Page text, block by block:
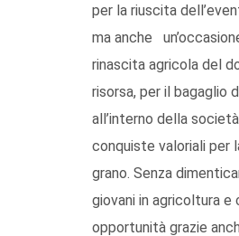
per la riuscita
ma anche
rinascita agricola del
risorsa, per il bagaglio
all’interno della
conquiste valoriali per
grano. Senza
giovani in agricoltura
opportunità grazie